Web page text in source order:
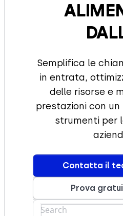
Semplifica le
in entrata,
delle risorse e
prestazioni con
strumenti per
Contatta il
Prova